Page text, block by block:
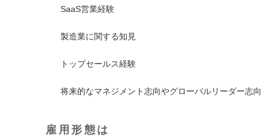
SaaS営業経験
製造業に関する知見
トップセールス経験
将来的なマネジメント志向やグローバルリーダー志向
雇用形態は